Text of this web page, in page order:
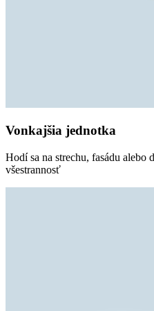
Vonkajšia jednotka
Hodí sa na strechu, fasádu alebo
všestrannosť